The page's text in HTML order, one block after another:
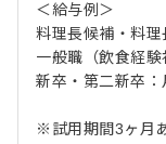
＜給与例＞
料理長候補・料
一般職（飲食経
新卒・第二新卒
※試用期間3ヶ月